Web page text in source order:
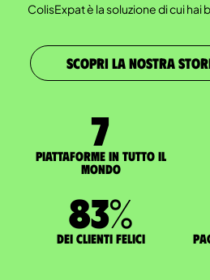
ColisExpat è la soluzione di cui hai
SCOPRI LA NOSTRA
7
Piattaforme in tutto il
mondo
83%
dei clienti felici